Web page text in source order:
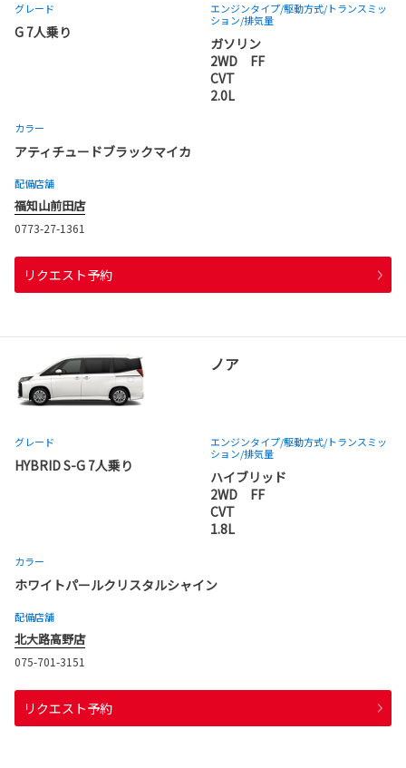
グレード
G 7人乗り
エンジンタイプ/駆動方式/トランスミッ
ション/排気量
ガソリン
2WD FF
CVT
2.0L
カラー
アティチュードブラックマイカ
配備店舗
福知山前田店
0773-27-1361
リクエスト予約
ノア
グレード
HYBRID S-G 7人乗り
エンジンタイプ/駆動方式/トランスミッ
ション/排気量
ハイブリッド
2WD FF
CVT
1.8L
カラー
ホワイトパールクリスタルシャイン
配備店舗
北大路高野店
075-701-3151
リクエスト予約